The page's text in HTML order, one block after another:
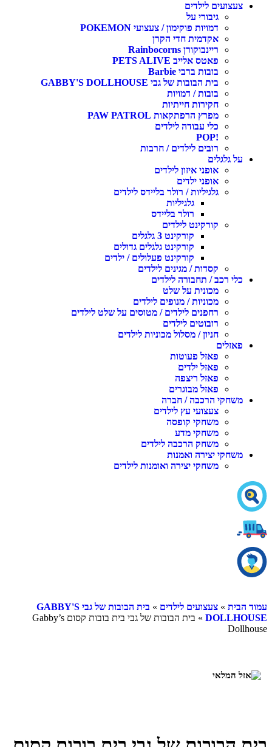
צעצועים לילדים
גיבורי על
דמויות פוקימון / צעצועי POKEMON
אקדמית חדי הקרן
ריינבוקורן Rainbocorns
פאטס אלייב PETS ALIVE
בובות ברבי Barbie
בית הבובות של גבי GABBY'S DOLLHOUSE
בובות / דמויות
חקירות חייתיות
מפרץ הרפתקאות PAW PATROL
כלי עבודה לילדים
!POP
רובים לילדים / חרבות
על גלגלים
אופני איזון לילדים
אופני ילדים
גלגיליות / רולר בליידס לילדים
גלגיליות
רולר בליידס
קורקינט לילדים
קורקינט 3 גלגלים
קורקינט גלגלים גדולים
קורקינט פעלולים / ילדים
קסדות / מגינים לילדים
כלי רכב / תחבורה לילדים
מכונית על שלט
מכוניות / מנופים לילדים
רחפנים לילדים / מטוסים על שלט לילדים
רובוטים לילדים
חניון / מסלול מכוניות לילדים
פאזלים
פאזל פעוטות
פאזל ילדים
פאזל ריצפה
פאזל מבוגרים
משחקי הרכבה / חברה
צעצועי עץ לילדים
משחקי קופסה
משחקי מדע
משחק הרכבה לילדים
משחקי יצירה ואמנות
משחקי יצירה ואומנות לילדים
עמוד הבית » צעצועים לילדים »
בית הבובות של גבי GABBY'S
DOLLHOUSE
» בית הבובות של גבי בית בובות קסום Gabby’s
Dollhouse